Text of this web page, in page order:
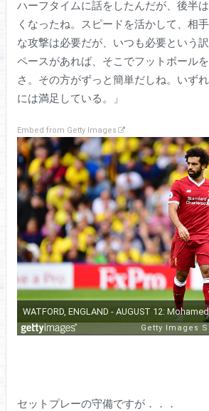
ハーフタイムに話をしたんだが、後半
くなったね。スピードを活かして、相
な攻撃は必要だが、いつも必要という
ペースがあれば、そこでフットボール
さ。その方がずっと簡単だしね。いず
には満足している。」
Embed from Getty Images
セットプレーの守備ですが．．．